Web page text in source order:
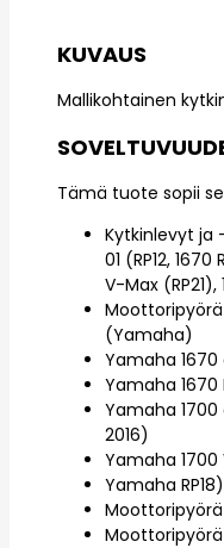
KUVAUS
Mallikohtainen
Tämä tuote sopii
Kytkinlevyt ja
01 (RP12, 1670
V-Max (RP21),
(Yamaha)
Yamaha 1670
Yamaha 1670
Yamaha 1700
2016)
Yamaha 1700
Yamaha
Moottoripyörä